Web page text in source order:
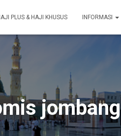
PLUS & HAJI KHUSUS INFORMASI
jombang